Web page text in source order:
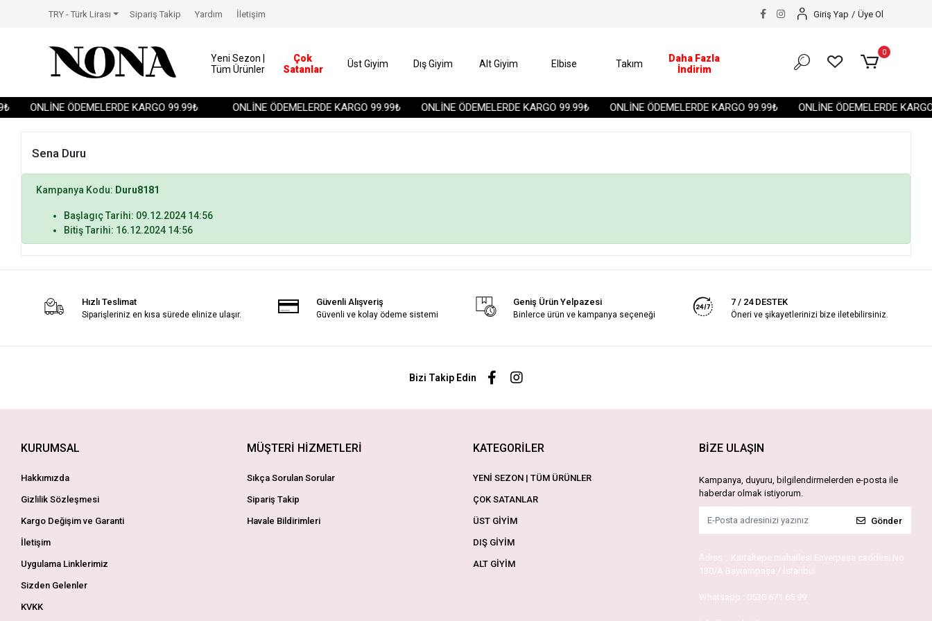
ONLİNE ÖDEMELERDE KARGO 99.99₺ ONLİNE ÖDEMELERDE KARGO 99.99₺ ONLİNE ÖDEMELERDE KARGO 99.99₺ ONLİNE ÖDEMELERDE KARGO 99.99₺ ONLİNE ÖDEMELERDE
TRY - Türk Lirası Sipariş Takip Yardım İletişim Giriş Yap / Üye Ol
Yeni Sezon |
Tüm Ürünler
Çok
Satanlar
Üst Giyim Dış Giyim Alt Giyim Elbise Takım
Daha Fazla
İndirim
0
Sena Duru
Kampanya Kodu: Duru8181
Başlagıç Tarihi: 09.12.2024 14:56
Bitiş Tarihi: 16.12.2024 14:56
Hızlı Teslimat
Siparişleriniz en kısa sürede elinize ulaşır.
Güvenli Alışveriş
Güvenli ve kolay ödeme sistemi
Geniş Ürün Yelpazesi
Binlerce ürün ve kampanya seçeneği
7 / 24 DESTEK
Öneri ve şikayetlerinizi bize iletebilirsiniz.
Bizi Takip Edin
KURUMSAL
Hakkımızda
Gizlilik Sözleşmesi
Kargo Değişim ve Garanti
İletişim
Uygulama Linklerimiz
Sizden Gelenler
KVKK
MÜŞTERİ HİZMETLERİ
Sıkça Sorulan Sorular
Sipariş Takip
Havale Bildirimleri
KATEGORİLER
YENİ SEZON | TÜM ÜRÜNLER
ÇOK SATANLAR
ÜST GİYİM
DIŞ GİYİM
ALT GİYİM
BİZE ULAŞIN
Kampanya, duyuru, bilgilendirmelerden e-posta ile
haberdar olmak istiyorum.
Gönder
Adres : Kartaltepe mahallesi Enverpaşa caddesi No
130/A Bayrampaşa / İstanbul
Whatsapp : 0530 671 65 99